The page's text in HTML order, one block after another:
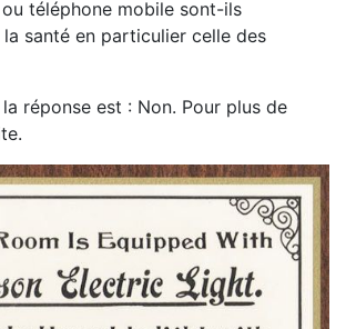
téléphone mobile sont-ils
santé en particulier celle des
réponse est : Non. Pour plus de